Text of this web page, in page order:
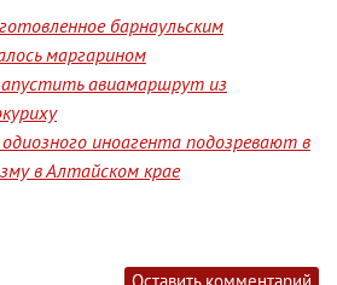
барнаульским
маргарином
авиамаршрут из
иноагента подозревают в
в Алтайском крае